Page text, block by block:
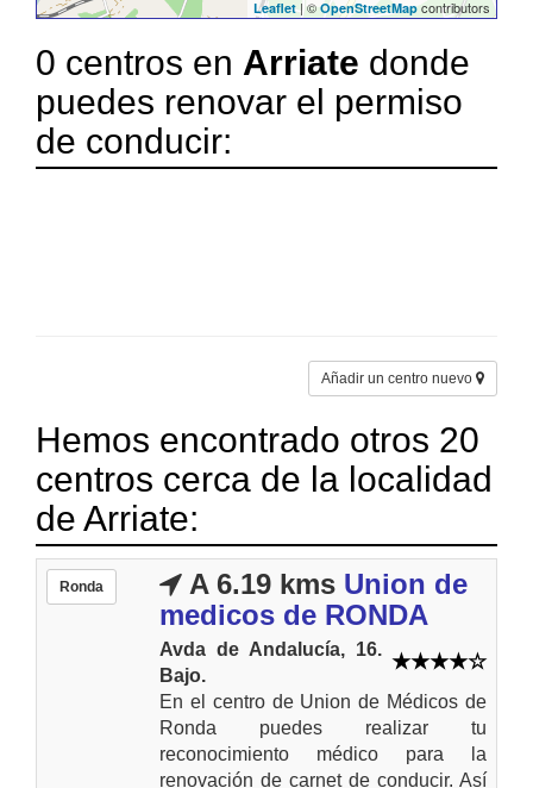
Leaflet| © OpenStreetMap contributors
0 centros en Arriate donde
puedes renovar el permiso
de conducir:
Añadir un centro nuevo
Hemos encontrado otros 20
centros cerca de la localidad
de Arriate:
Ronda A 6.19 kms Union de
medicos de RONDA
Avda de Andalucía, 16.
Bajo.
En el centro de Union de Médicos de
Ronda puedes realizar tu
reconocimiento médico para la
renovación de carnet de conducir. Así